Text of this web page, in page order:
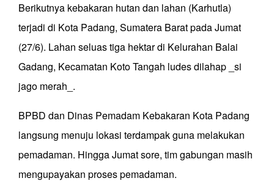
Berikutnya kebakaran hutan dan lahan (Karhutla)
terjadi di Kota Padang, Sumatera Barat pada Jumat
(27/6). Lahan seluas tiga hektar di Kelurahan Balai
Gadang, Kecamatan Koto Tangah ludes dilahap _si
jago merah_.
BPBD dan Dinas Pemadam Kebakaran Kota Padang
langsung menuju lokasi terdampak guna melakukan
pemadaman. Hingga Jumat sore, tim gabungan masih
mengupayakan proses pemadaman.